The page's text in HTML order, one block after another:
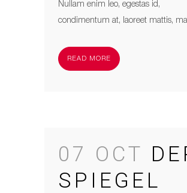
Nullam enim leo, egestas id,
condimentum at, laoreet mattis,
READ MORE
07 OCT
SPIEGEL